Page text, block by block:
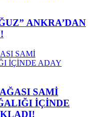
ANKRA’DAN
SAMİ
İÇİNDE